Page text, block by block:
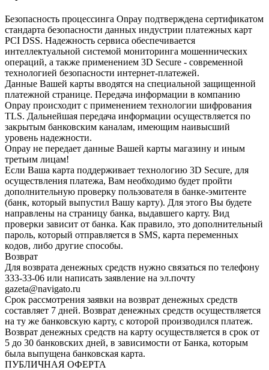
Безопасность процессинга Onpay подтверждена сертификатом
стандарта безопасности данных индустрии платежных карт
PCI DSS. Надежность сервиса обеспечивается
интеллектуальной системой мониторинга мошеннических
операций, а также применением 3D Secure - современной
технологией безопасности интернет-платежей.
Данные Вашей карты вводятся на специальной защищенной
платежной странице. Передача информации в компанию
Onpay происходит с применением технологии шифрования
TLS. Дальнейшая передача информации осуществляется по
закрытым банковским каналам, имеющим наивысший
уровень надежности.
Onpay не передает данные Вашей карты магазину и иным
третьим лицам!
Если Ваша карта поддерживает технологию 3D Secure, для
осуществления платежа, Вам необходимо будет пройти
дополнительную проверку пользователя в банке-эмитенте
(банк, который выпустил Вашу карту). Для этого Вы будете
направлены на страницу банка, выдавшего карту. Вид
проверки зависит от банка. Как правило, это дополнительный
пароль, который отправляется в SMS, карта переменных
кодов, либо другие способы.
Возврат
Для возврата денежных средств нужно связаться по телефону
333-33-06 или написать заявление на эл.почту
gazeta@navigato.ru
Срок рассмотрения заявки на возврат денежных средств
составляет 7 дней. Возврат денежных средств осуществляется
на ту же банковскую карту, с которой производился платеж.
Возврат денежных средств на карту осуществляется в срок от
5 до 30 банковских дней, в зависимости от Банка, которым
была выпущена банковская карта.
ПУБЛИЧНАЯ ОФЕРТА